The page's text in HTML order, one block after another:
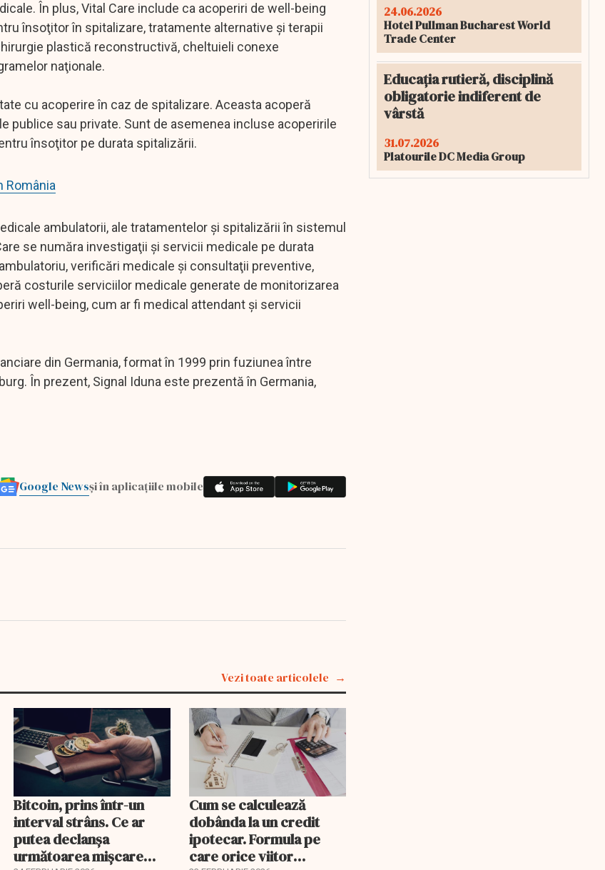
În plus, Vital Care include ca acoperiri de well-being
însoţitor în spitalizare, tratamente alternative şi terapii
plastică reconstructivă, cheltuieli conexe
naţionale.
cu acoperire în caz de spitalizare. Aceasta acoperă
sau private. Sunt de asemenea incluse acoperirile
însoţitor pe durata spitalizării.
România
ambulatorii, ale tratamentelor şi spitalizării în sistemul
se număra investigaţii şi servicii medicale pe durata
verificări medicale şi consultaţii preventive,
costurile serviciilor medicale generate de monitorizarea
well-being, cum ar fi medical attendant şi servicii
din Germania, format în 1999 prin fuziunea între
În prezent, Signal Iduna este prezentă în Germania,
Google Newsși în aplicațiile mobile
Vezi toate articolele
Bitcoin, prins într-un
interval strâns. Ce ar
putea declanșa
următoarea mișcare
Cum se calculează
dobânda la un credit
ipotecar. Formula pe
care orice viitor
24.06.2026
Hotel Pullman Bucharest World
Trade Center
Educația rutieră, disciplină
obligatorie indiferent de
vârstă
31.07.2026
Platourile DC Media Group